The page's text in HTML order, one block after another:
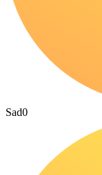
Sad0